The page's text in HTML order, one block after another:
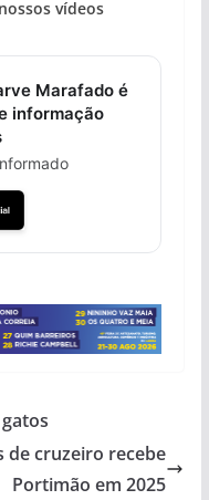
vídeos
Marafado é
informação
de cruzeiro recebe
Portimão em 2025